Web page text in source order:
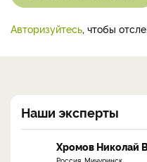
Авторизуйтесь , чтобы
Наши эксперты
Хромов Николай
Россия, Мичуринск